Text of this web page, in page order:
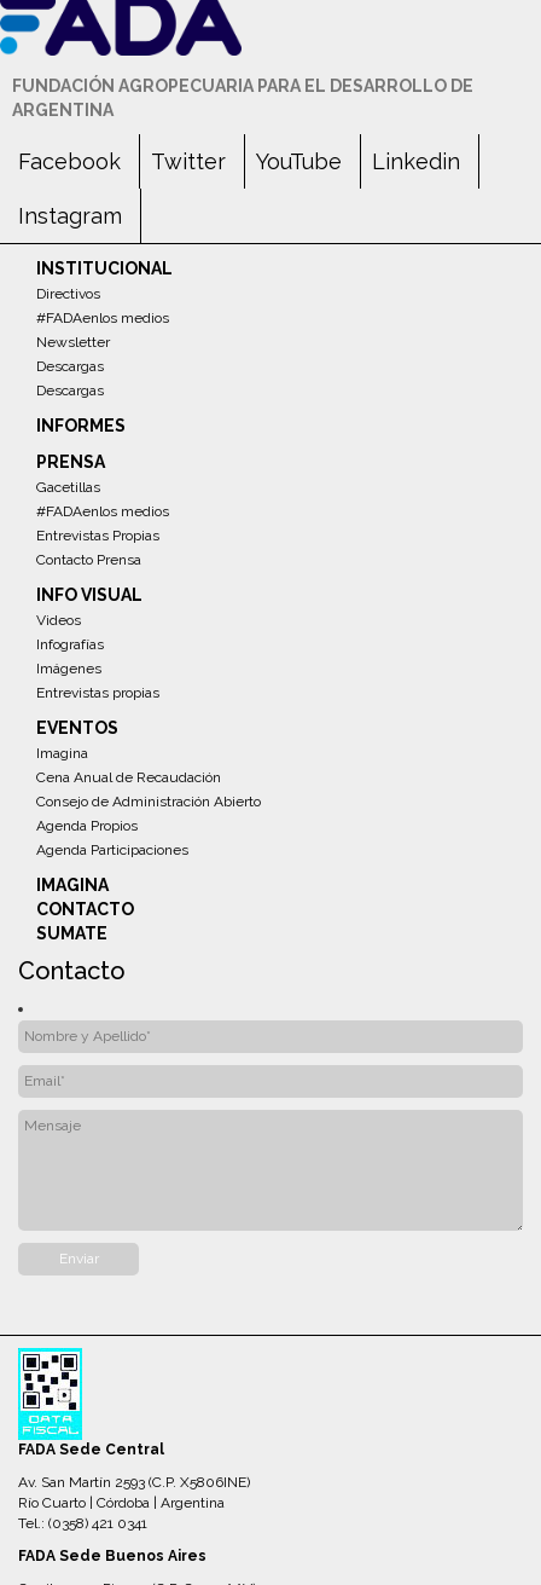
FUNDACIÓN AGROPECUARIA PARA EL DESARROLLO DE
ARGENTINA
Facebook Twitter YouTube Linkedin
Instagram
INSTITUCIONAL
Directivos
#FADAenlos medios
Newsletter
Descargas
Descargas
INFORMES
PRENSA
Gacetillas
#FADAenlos medios
Entrevistas Propias
Contacto Prensa
INFO VISUAL
Videos
Infografías
Imágenes
Entrevistas propias
EVENTOS
Imagina
Cena Anual de Recaudación
Consejo de Administración Abierto
Agenda Propios
Agenda Participaciones
IMAGINA
CONTACTO
SUMATE
Contacto
FADA Sede Central
Av. San Martín 2593 (C.P. X5806INE)
Río Cuarto | Córdoba | Argentina
Tel.: (0358) 421 0341
FADA Sede Buenos Aires